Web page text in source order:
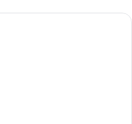
Un lit bien fait, avec du linge de lit